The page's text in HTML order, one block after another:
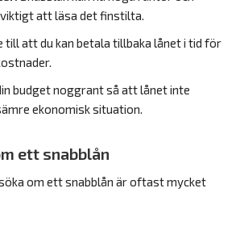
att läsa det finstilta.
till att du kan betala tillbaka lånet i tid för
budget noggrant så att lånet inte
ekonomisk situation.
ett snabblån
om ett snabblån är oftast mycket